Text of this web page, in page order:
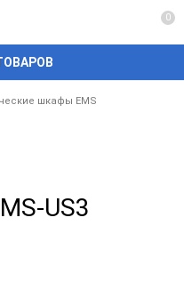
0
шкафы EMS
US3